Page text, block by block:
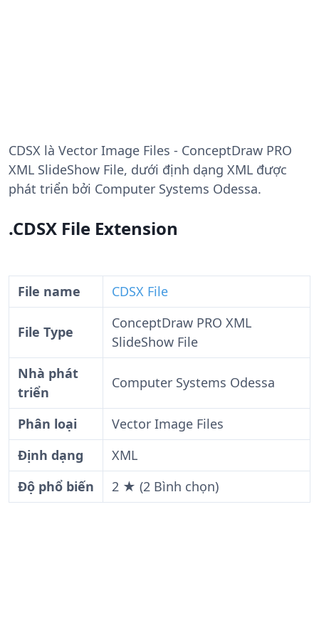
CDSX là Vector Image Files - ConceptDraw PRO
XML SlideShow File, dưới định dạng XML được
phát triển bởi Computer Systems Odessa.
.CDSX File Extension
File name CDSX File
File Type
ConceptDraw PRO XML
SlideShow File
Nhà phát
triển
Computer Systems Odessa
Phân loại
Vector Image Files
Định dạng
XML
Độ phổ biến
2 ★ (2 Bình chọn)